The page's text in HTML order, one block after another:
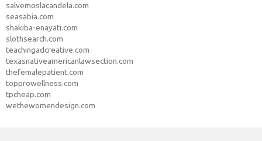
salvemoslacandela.com
seasabia.com
shakiba-enayati.com
slothsearch.com
teachingadcreative.com
texasnativeamericanlawsection.com
thefemalepatient.com
topprowellness.com
tpcheap.com
wethewomendesign.com